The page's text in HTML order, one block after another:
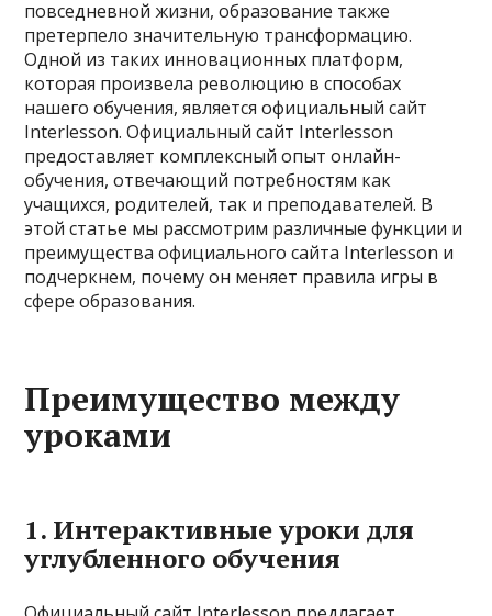
повседневной жизни, образование также
претерпело значительную трансформацию.
Одной из таких инновационных платформ,
которая произвела революцию в способах
нашего обучения, является официальный сайт
Interlesson. Официальный сайт Interlesson
предоставляет комплексный опыт онлайн-
обучения, отвечающий потребностям как
учащихся, родителей, так и преподавателей. В
этой статье мы рассмотрим различные функции и
преимущества официального сайта Interlesson и
подчеркнем, почему он меняет правила игры в
сфере образования.
Преимущество между
уроками
1. Интерактивные уроки для
углубленного обучения